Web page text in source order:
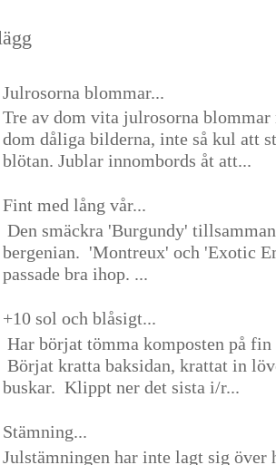
Julrosorna blommar...
Tre av dom vita julrosorna blommar
dom dåliga bilderna, inte så kul att
blötan. Jublar innombords åt att...
Fint med lång vår...
Den smäckra 'Burgundy'
bergenian. 'Montreux' och 'Exotic
passade bra ihop. ...
+10 sol och blåsigt...
Har börjat tömma komposten på
Börjat kratta baksidan, krattat in
buskar. Klippt ner det sista i/r...
Stämning...
Julstämningen har inte lagt sig över